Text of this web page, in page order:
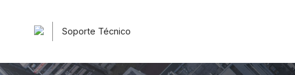
Soporte Técnico